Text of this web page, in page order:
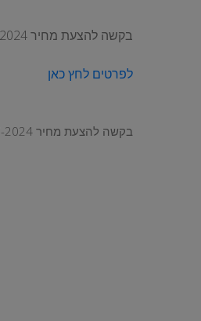
בקשה להצעת מחיר 87-2024 להגיש הצעת מחיר על בסיס הנחה עבור עבודות ריסוס לעשבים והדברת מזיקים ..
לפרטים לחץ כאן
בקשה להצעת מחיר 87-2024 להגיש הצעת מחיר על בסיס הנחה עבור עבודות ריסוס לעשבים והדברת מזיקים